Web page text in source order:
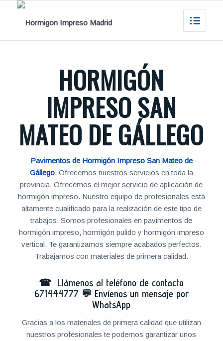
HORMIGÓN
IMPRESO SAN
MATEO DE GÁLLEGO
Pavimentos de Hormigón Impreso San Mateo de
Gállego. Ofrecemos nuestros servicios en toda la
provincia. Ofrecemos el mejor servicio de aplicación de
hormigón impreso. Nuestro equipo de profesionales está
altamente cualificado para la realización de este tipo de
trabajos. Somos profesionales en pavimentos de
hormigón impreso, hormigón pulido y hormigón impreso
vertical. Te garantizamos siempre acabados perfectos.
Trabajamos con materiales de primera calidad.
☎ Llámenos al teléfono de contacto
671444777 💬 Envíenos un mensaje por
WhatsApp
Gracias a los materiales de primera calidad que utilizan
nuestros profesionales te podemos garantizar unos